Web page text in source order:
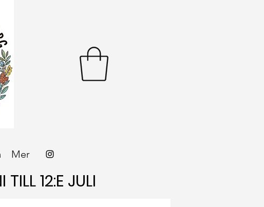
Mer
12:E JULI
12:E JULI